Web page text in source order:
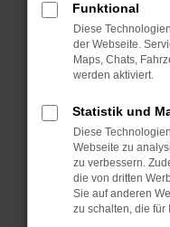
Starte dein
Das kann
Probleme zu
sind.
Veraltete
führen, dass
unterstützt
Funktional
Diese
der Webseite.
Maps, Chats,
werden aktiviert.
Statistik und
Diese
Webseite zu
zu verbessern.
die von dritten
Sie auf anderen
zu schalten, die für